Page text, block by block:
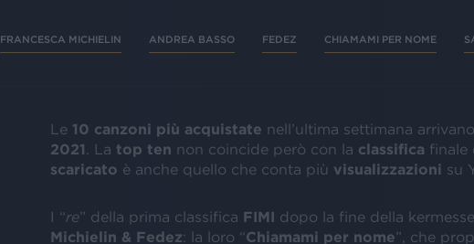
FRANCESCA MICHIELIN ANDREA BASSO FEDEZ CHIAMAMI PER NOME
Le 10 canzoni più acquistate nell’ultima settimana
2021 . La top ten non coincide però con la classifica finale
scaricato è anche quello che conta più visualizzazioni su
I “re” della prima classifica FIMI dopo la fine della
Michielin & Fedez: la loro “Chiamami per nome”, che